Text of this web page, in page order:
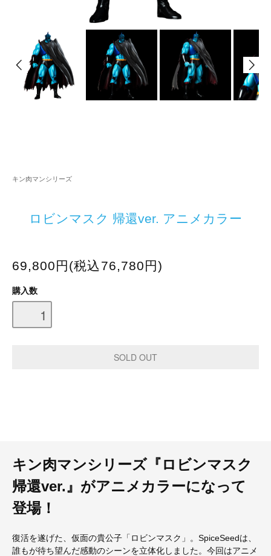
キン肉マンシリーズ
ロビンマスク 帰還ver. アニメカラー
69,800円(税込76,780円)
購入数
キン肉マンシリーズ『ロビンマスク
帰還ver.』がアニメカラーになって
登場！
復活を遂げた、仮面の貴公子「ロビンマスク」。SpiceSeedは、
誰もが待ち望んだ感動のシーンを立体化しました。今回はアニメ